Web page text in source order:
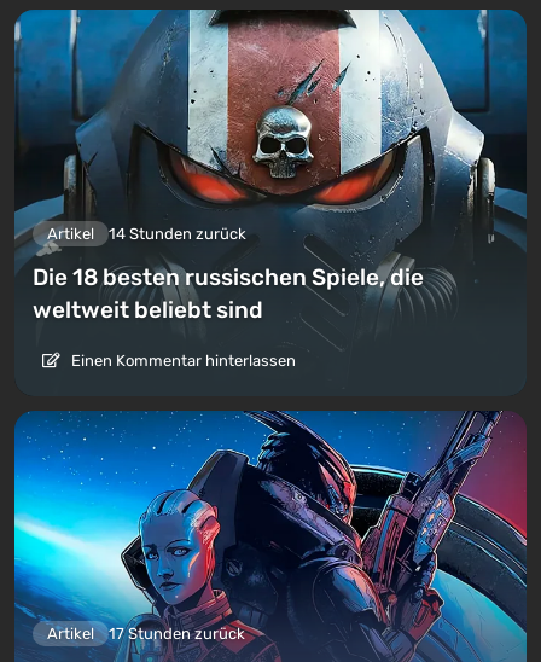
Artikel 14 Stunden zurück
Die 18 besten russischen Spiele, die
weltweit beliebt sind
Einen Kommentar hinterlassen
Artikel 17 Stunden zurück